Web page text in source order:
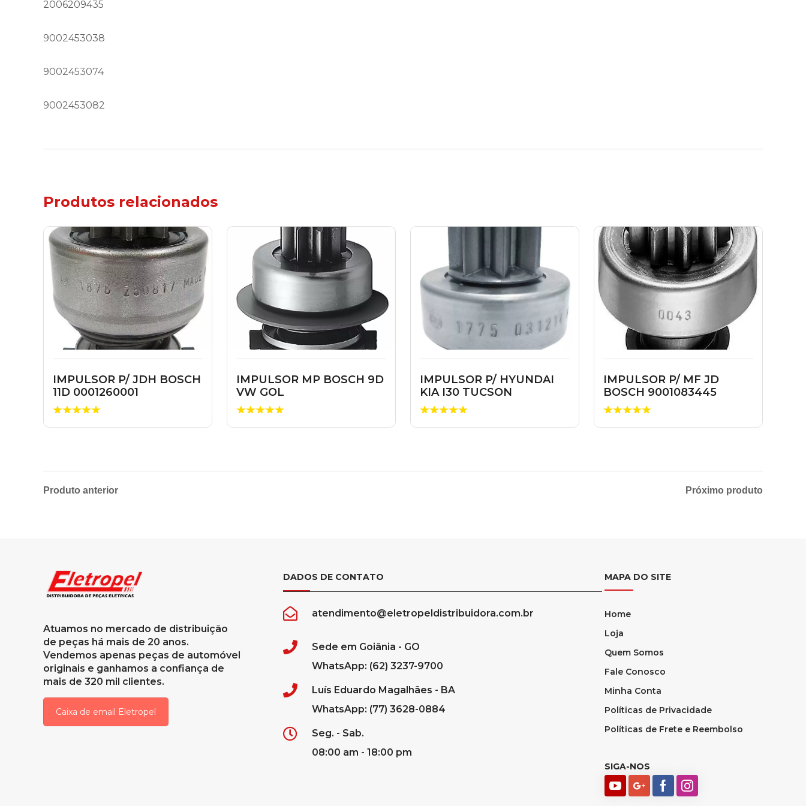
2006209435
9002453038
9002453074
9002453082
Produtos relacionados
IMPULSOR P/ JDH BOSCH
11D 0001260001
IMPULSOR MP BOSCH 9D
VW GOL
IMPULSOR P/ HYUNDAI
KIA I30 TUCSON
3614523171
IMPULSOR P/ MF JD
BOSCH 9001083445
Produto anterior Próximo produto
Atuamos no mercado de distribuição
de peças há mais de 20 anos.
Vendemos apenas peças de automóvel
originais e ganhamos a confiança de
mais de 320 mil clientes.
Caixa de email Eletropel
DADOS DE CONTATO
atendimento@eletropeldistribuidora.com.br
Sede em Goiânia - GO
WhatsApp: (62) 3237-9700
Luís Eduardo Magalhães - BA
WhatsApp: (77) 3628-0884
Seg. - Sab.
08:00 am - 18:00 pm
MAPA DO SITE
Home
Loja
Quem Somos
Fale Conosco
Minha Conta
Políticas de Privacidade
Políticas de Frete e Reembolso
SIGA-NOS